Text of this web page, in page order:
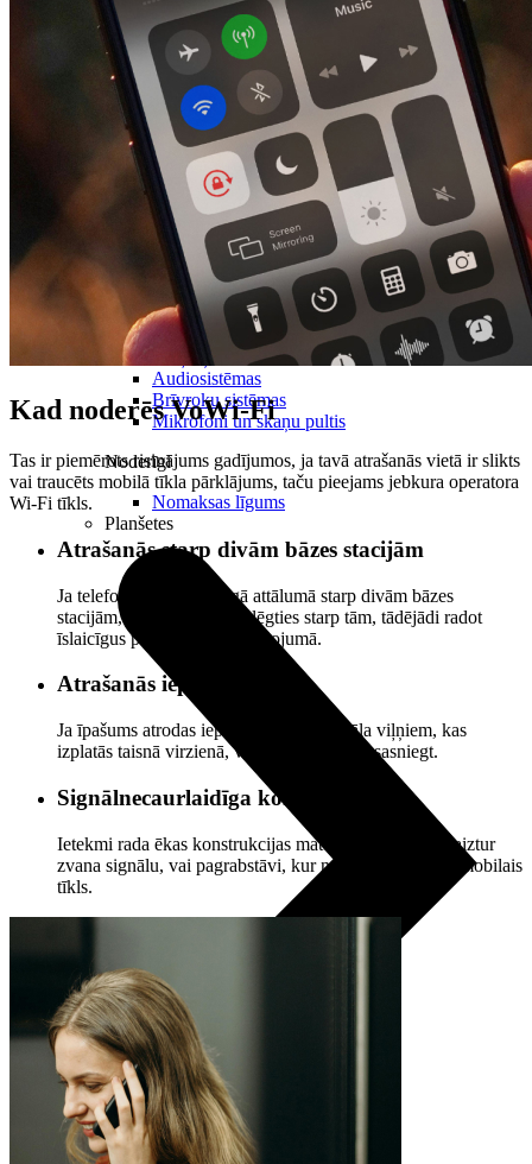
Audio
Austiņas
Skaļruņi
Audiosistēmas
Brīvroku sistēmas
Mikrofoni un skaņu pultis
Noderīgi
Nomaksas līgums
Planšetes
Kad noderēs VoWi-Fi
Tas ir piemērots risinājums gadījumos, ja tavā atrašanās vietā ir slikts
vai traucēts mobilā tīkla pārklājums, taču pieejams jebkura operatora
Wi-Fi tīkls.
Atrašanās starp divām bāzes stacijām
Ja telefons atrodas līdzīgā attālumā starp divām bāzes
stacijām, tas var bieži pārslēgties starp tām, tādējādi radot
īslaicīgus pārrāvumus savienojumā.
Atrašanās ieplakā
Ja īpašums atrodas ieplakā, mobilā signāla viļņiem, kas
izplatās taisnā virzienā, var būt grūtības to sasniegt.
Signālnecaurlaidīga konstrukcija
Ietekmi rada ēkas konstrukcijas materiāli, kas būtiski aiztur
zvana signālu, vai pagrabstāvi, kur nemaz nesniedzas mobilais
tīkls.